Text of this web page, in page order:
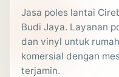
Jasa poles lantai
Budi Jaya. Layanan
dan vinyl untuk
komersial dengan
terjamin.